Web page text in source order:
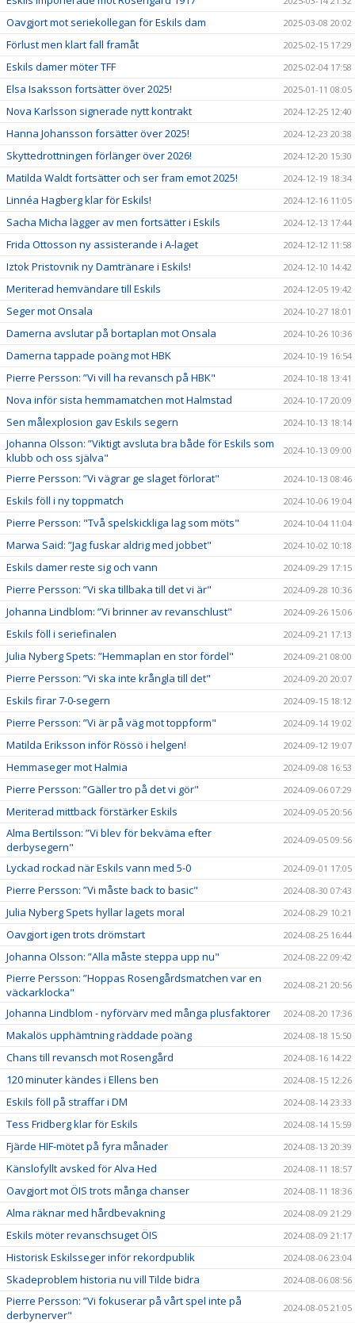
Oavgjort mot seriekollegan för Eskils dam 2025-03-08 20:02
Förlust men klart fall framåt 2025-02-15 17:29
Eskils damer möter TFF 2025-02-04 17:58
Elsa Isaksson fortsätter över 2025! 2025-01-11 08:05
Nova Karlsson signerade nytt kontrakt 2024-12-25 12:40
Hanna Johansson forsätter över 2025! 2024-12-23 20:38
Skyttedrottningen förlänger över 2026! 2024-12-20 15:30
Matilda Waldt fortsätter och ser fram emot 2025! 2024-12-19 18:34
Linnéa Hagberg klar för Eskils! 2024-12-16 11:05
Sacha Micha lägger av men fortsätter i Eskils 2024-12-13 17:44
Frida Ottosson ny assisterande i A-laget 2024-12-12 11:58
Iztok Pristovnik ny Damtränare i Eskils! 2024-12-10 14:42
Meriterad hemvändare till Eskils 2024-12-05 19:42
Seger mot Onsala 2024-10-27 18:01
Damerna avslutar på bortaplan mot Onsala 2024-10-26 10:36
Damerna tappade poäng mot HBK 2024-10-19 16:54
Pierre Persson: ”Vi vill ha revansch på HBK" 2024-10-18 13:41
Nova inför sista hemmamatchen mot Halmstad 2024-10-17 20:09
Sen målexplosion gav Eskils segern 2024-10-13 18:14
Johanna Olsson: ”Viktigt avsluta bra både för Eskils som
klubb och oss själva"
2024-10-13 09:00
Pierre Persson: ”Vi vägrar ge slaget förlorat" 2024-10-13 08:46
Eskils föll i ny toppmatch 2024-10-06 19:04
Pierre Persson: "Två spelskickliga lag som möts" 2024-10-04 11:04
Marwa Said: ”Jag fuskar aldrig med jobbet" 2024-10-02 10:18
Eskils damer reste sig och vann 2024-09-29 17:15
Pierre Persson: ”Vi ska tillbaka till det vi är" 2024-09-28 10:36
Johanna Lindblom: ”Vi brinner av revanschlust" 2024-09-26 15:06
Eskils föll i seriefinalen 2024-09-21 17:13
Julia Nyberg Spets: ”Hemmaplan en stor fördel" 2024-09-21 08:00
Pierre Persson: ”Vi ska inte krångla till det" 2024-09-20 20:07
Eskils firar 7-0-segern 2024-09-15 18:12
Pierre Persson: ”Vi är på väg mot toppform" 2024-09-14 19:02
Matilda Eriksson inför Rössö i helgen! 2024-09-12 19:07
Hemmaseger mot Halmia 2024-09-08 16:53
Pierre Persson: ”Gäller tro på det vi gör" 2024-09-06 07:29
Meriterad mittback förstärker Eskils 2024-09-05 20:56
Alma Bertilsson: ”Vi blev för bekväma efter
derbysegern"
2024-09-05 09:56
Lyckad rockad när Eskils vann med 5-0 2024-09-01 17:05
Pierre Persson: ”Vi måste back to basic" 2024-08-30 07:43
Julia Nyberg Spets hyllar lagets moral 2024-08-29 10:21
Oavgjort igen trots drömstart 2024-08-25 16:44
Johanna Olsson: ”Alla måste steppa upp nu" 2024-08-22 09:42
Pierre Persson: ”Hoppas Rosengårdsmatchen var en
väckarklocka"
2024-08-21 20:56
Johanna Lindblom - nyförvärv med många plusfaktorer 2024-08-20 17:36
Makalös upphämtning räddade poäng 2024-08-18 15:50
Chans till revansch mot Rosengård 2024-08-16 14:22
120 minuter kändes i Ellens ben 2024-08-15 12:26
Eskils föll på straffar i DM 2024-08-14 23:33
Tess Fridberg klar för Eskils 2024-08-14 15:59
Fjärde HIF-mötet på fyra månader 2024-08-13 20:39
Känslofyllt avsked för Alva Hed 2024-08-11 18:57
Oavgjort mot ÖIS trots många chanser 2024-08-11 18:36
Alma räknar med hårdbevakning 2024-08-09 21:29
Eskils möter revanschsuget ÖIS 2024-08-09 21:17
Historisk Eskilsseger inför rekordpublik 2024-08-06 23:04
Skadeproblem historia nu vill Tilde bidra 2024-08-06 08:56
Pierre Persson: ”Vi fokuserar på vårt spel inte på
derbynerver"
2024-08-05 21:05